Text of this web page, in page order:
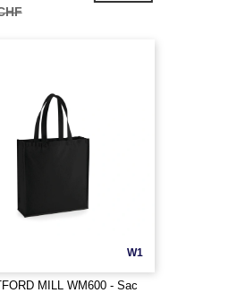
W1
MILL WM600 - Sac